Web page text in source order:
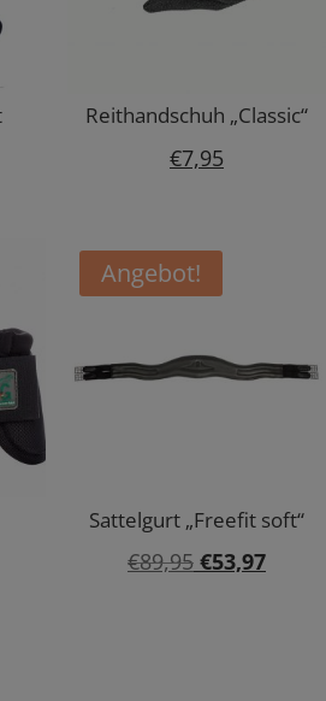
Reithandschuh „Classic“
€7,95
Angebot!
Sattelgurt „Freefit soft“
€89,95 €53,97